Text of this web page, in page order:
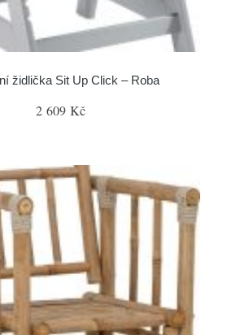
židlička Sit Up Click – Roba
2 609 Kč